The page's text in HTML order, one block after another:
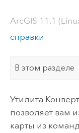
ArcGIS 11.1
справки
В этом разделе
Утилита
позволяет вам
карты из